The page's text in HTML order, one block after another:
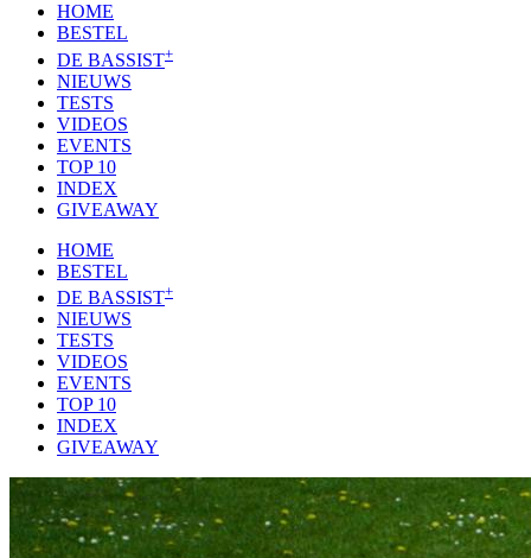
HOME
BESTEL
DE BASSIST+
NIEUWS
TESTS
VIDEOS
EVENTS
TOP 10
INDEX
GIVEAWAY
HOME
BESTEL
DE BASSIST+
NIEUWS
TESTS
VIDEOS
EVENTS
TOP 10
INDEX
GIVEAWAY